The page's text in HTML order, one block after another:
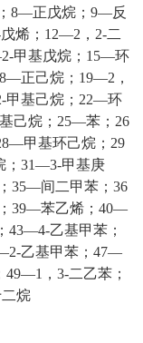
8—正戊烷；9—反
烯；12—2，2-二
甲基戊烷；15—环
正己烷；19—2，
甲基己烷；22—环
己烷；25—苯；26
甲基环己烷；29
；31—3-甲基庚
35—间二甲苯；36
39—苯乙烯；40—
乙基甲苯；
乙基甲苯；47—
，3-二乙苯；
烷